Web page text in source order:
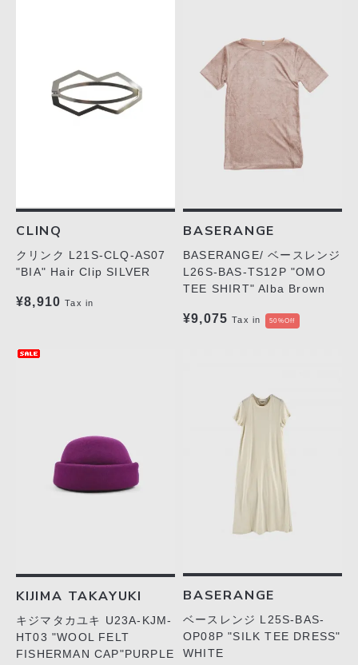
CLINQ
クリンク L21S-CLQ-AS07
"BIA" Hair Clip SILVER
¥8,910 Tax in
BASERANGE
BASERANGE/ ベースレンジ
L26S-BAS-TS12P "OMO
TEE SHIRT" Alba Brown
¥9,075 Tax in 50%Off
KIJIMA TAKAYUKI
キジマタカユキ U23A-KJM-
HT03 "WOOL FELT
FISHERMAN CAP"PURPLE
BASERANGE
ベースレンジ L25S-BAS-
OP08P "SILK TEE DRESS"
WHITE